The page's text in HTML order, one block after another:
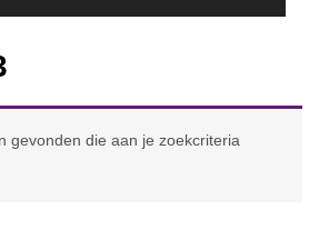
gevonden die aan je zoekcriteria